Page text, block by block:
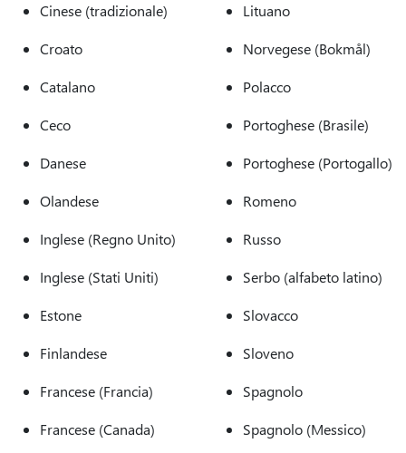
Cinese (tradizionale)
Croato
Catalano
Ceco
Danese
Olandese
Inglese (Regno Unito)
Inglese (Stati Uniti)
Estone
Finlandese
Francese (Francia)
Francese (Canada)
Lituano
Norvegese (Bokmål)
Polacco
Portoghese (Brasile)
Portoghese (Portogallo)
Romeno
Russo
Serbo (alfabeto latino)
Slovacco
Sloveno
Spagnolo
Spagnolo (Messico)